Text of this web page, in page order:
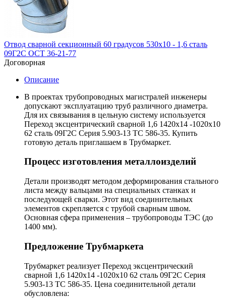
Отвод сварной секционный 60 градусов 530х10 - 1,6 сталь
09Г2С ОСТ 36-21-77
Договорная
Описание
В проектах трубопроводных магистралей инженеры
допускают эксплуатацию труб различного диаметра.
Для их связывания в цельную систему используется
Переход эксцентрический сварной 1,6 1420х14 -1020х10
62 сталь 09Г2С Серия 5.903-13 ТС 586-35. Купить
готовую деталь приглашаем в Трубмаркет.
Процесс изготовления металлоизделий
Детали производят методом деформирования стального
листа между вальцами на специальных станках и
последующей сварки. Этот вид соединительных
элементов скрепляется с трубой сварным швом.
Основная сфера применения – трубопроводы ТЭС (до
1400 мм).
Предложение Трубмаркета
Трубмаркет реализует Переход эксцентрический
сварной 1,6 1420х14 -1020х10 62 сталь 09Г2С Серия
5.903-13 ТС 586-35. Цена соединительной детали
обусловлена: